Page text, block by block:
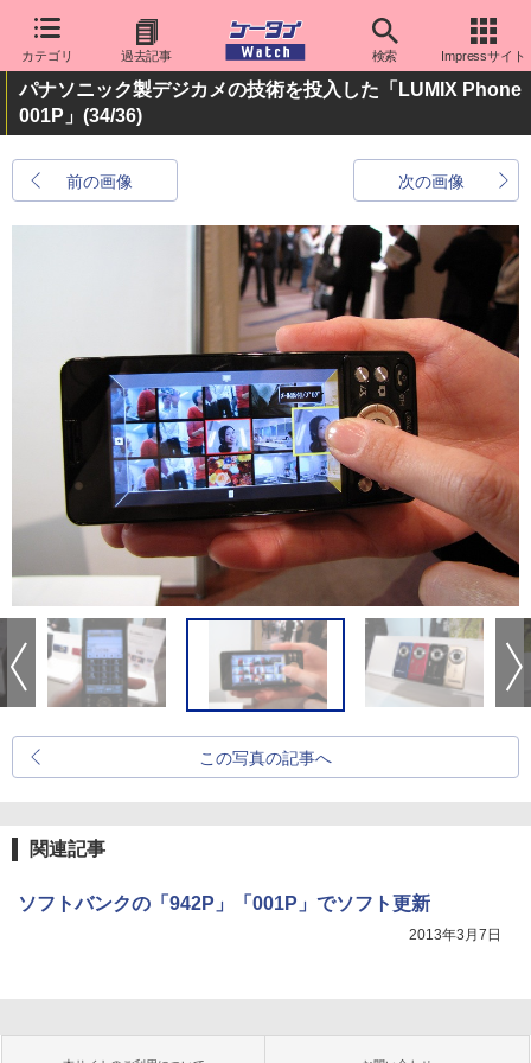
カテゴリ 過去記事 検索 Impressサイト
パナソニック製デジカメの技術を投入した「LUMIX Phone
001P」 (34/36)
前の画像 次の画像
この写真の記事へ
関連記事
ソフトバンクの「942P」「001P」でソフト更新
2013年3月7日